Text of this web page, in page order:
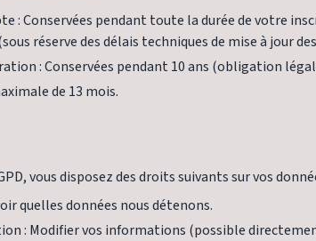
: Conservées pendant toute la durée de votre
réserve des délais techniques de mise à jour
: Conservées pendant 10 ans (obligation
de 13 mois.
vous disposez des droits suivants sur vos
quelles données nous détenons.
: Modifier vos informations (possible